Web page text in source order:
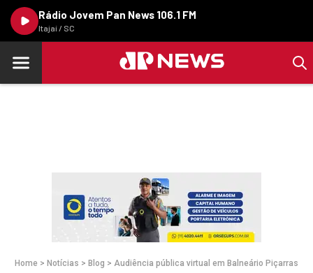
Rádio Jovem Pan News 106.1 FM
Itajaí / SC
Home > Notícias > Blog > Audiência pública virtual em Balneário Piçarras